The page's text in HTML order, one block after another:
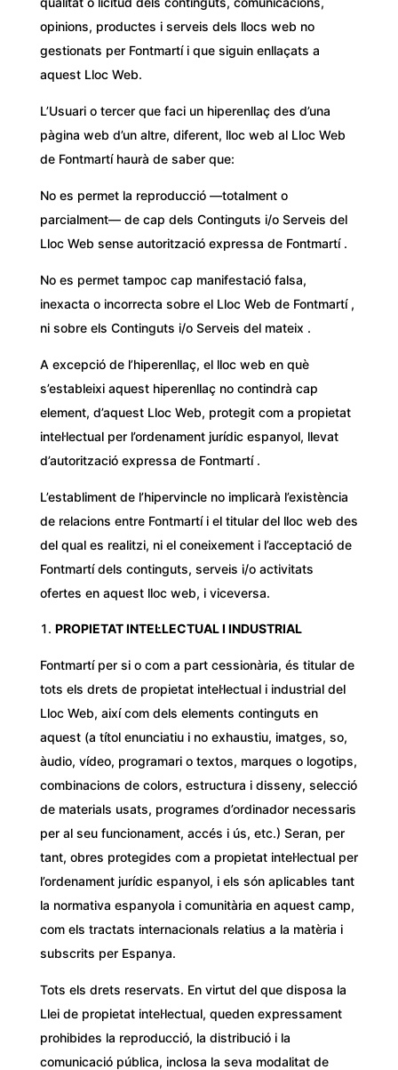
opinions, productes i serveis dels llocs web no
gestionats per Fontmartí i que siguin enllaçats a
aquest Lloc Web.
L’Usuari o tercer que faci un hiperenllaç des d’una
pàgina web d’un altre, diferent, lloc web al Lloc Web
de Fontmartí haurà de saber que:
No es permet la reproducció —totalment o
parcialment— de cap dels Continguts i/o Serveis del
Lloc Web sense autorització expressa de Fontmartí .
No es permet tampoc cap manifestació falsa,
inexacta o incorrecta sobre el Lloc Web de Fontmartí ,
ni sobre els Continguts i/o Serveis del mateix .
A excepció de l’hiperenllaç, el lloc web en què
s’estableixi aquest hiperenllaç no contindrà cap
element, d’aquest Lloc Web, protegit com a propietat
intel·lectual per l’ordenament jurídic espanyol, llevat
d’autorització expressa de Fontmartí .
L’establiment de l’hipervincle no implicarà l’existència
de relacions entre Fontmartí i el titular del lloc web des
del qual es realitzi, ni el coneixement i l’acceptació de
Fontmartí dels continguts, serveis i/o activitats
ofertes en aquest lloc web, i viceversa.
PROPIETAT INTEL·LECTUAL I INDUSTRIAL
Fontmartí per si o com a part cessionària, és titular de
tots els drets de propietat intel·lectual i industrial del
Lloc Web, així com dels elements continguts en
aquest (a títol enunciatiu i no exhaustiu, imatges, so,
àudio, vídeo, programari o textos, marques o logotips,
combinacions de colors, estructura i disseny, selecció
de materials usats, programes d’ordinador necessaris
per al seu funcionament, accés i ús, etc.) Seran, per
tant, obres protegides com a propietat intel·lectual per
l’ordenament jurídic espanyol, i els són aplicables tant
la normativa espanyola i comunitària en aquest camp,
com els tractats internacionals relatius a la matèria i
subscrits per Espanya.
Tots els drets reservats. En virtut del que disposa la
Llei de propietat intel·lectual, queden expressament
prohibides la reproducció, la distribució i la
comunicació pública, inclosa la seva modalitat de